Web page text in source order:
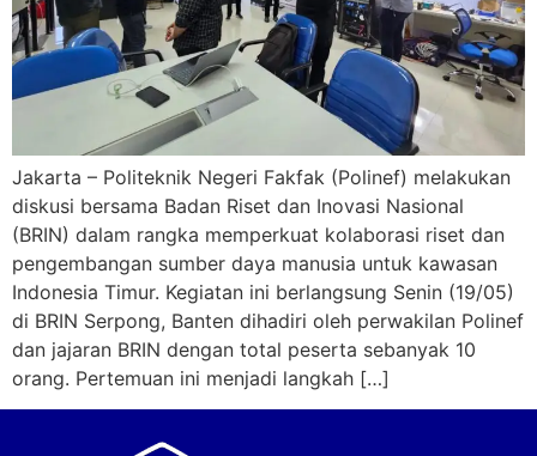
Jakarta – Politeknik Negeri Fakfak (Polinef) melakukan
diskusi bersama Badan Riset dan Inovasi Nasional
(BRIN) dalam rangka memperkuat kolaborasi riset dan
pengembangan sumber daya manusia untuk kawasan
Indonesia Timur. Kegiatan ini berlangsung Senin (19/05)
di BRIN Serpong, Banten dihadiri oleh perwakilan Polinef
dan jajaran BRIN dengan total peserta sebanyak 10
orang. Pertemuan ini menjadi langkah […]